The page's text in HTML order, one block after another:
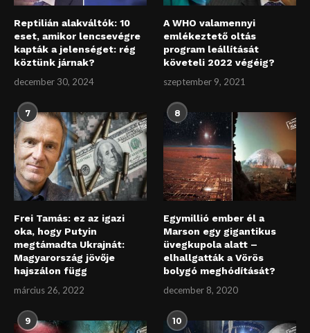
Reptilián alakváltók: 10
eset, amikor lencsevégre
kapták a jelenséget: rég
köztünk járnak?
december 30, 2024
A WHO valamennyi
emlékeztető oltás
program leállítását
követeli 2022 végéig?
szeptember 9, 2021
7
Frei Tamás: ez az igazi
oka, hogy Putyin
megtámadta Ukrajnát:
Magyarország jövője
hajszálon függ
március 26, 2022
8
Egymillió ember él a
Marson egy gigantikus
üvegkupola alatt –
elhallgatták a Vörös
bolygó meghódítását?
december 8, 2020
9 10